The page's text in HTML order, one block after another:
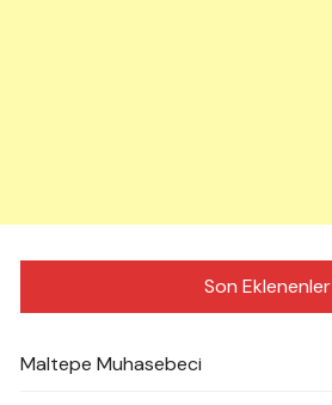
Son Eklenenler
Maltepe Muhasebeci